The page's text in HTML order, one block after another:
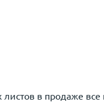
в продаже